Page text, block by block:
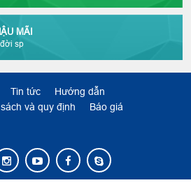
MÃI
sp
Tin tức
Hướng dẫn
và quy định
Báo giá